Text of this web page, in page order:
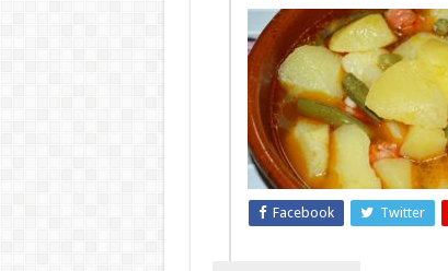
Facebook Twitter